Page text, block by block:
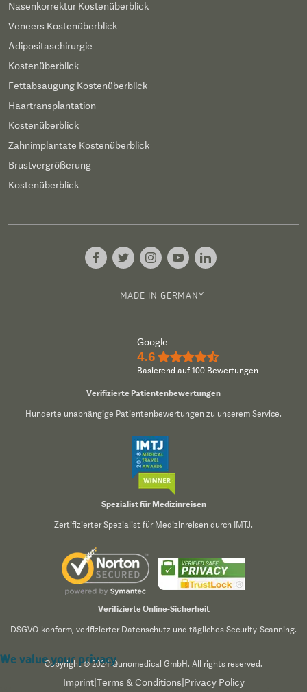
Nasenkorrektur Kostenüberblick
Veneers Kostenüberblick
Adipositaschirurgie
Kostenüberblick
Fettabsaugung Kostenüberblick
Haartransplantation
Kostenüberblick
Zahnimplantate Kostenüberblick
Brustvergrößerung
Kostenüberblick
MADE IN GERMANY
Google
4.6 ★★★★½
Basierend auf 100 Bewertungen
Verifizierte Patientenbewertungen
Hunderte unabhängige Patientenbewertungen zu unserem Service.
Spezialist für Medizinreisen
Zertifizierter Spezialist für Medizinreisen durch IMTJ.
Verifizierte Online-Sicherheit
DSGVO-konform, verifizierter Datenschutz und tägliches Security-Scanning.
Copyright © 2024 Qunomedical GmbH. All rights reserved.
Imprint| Terms & Conditions Privacy Policy
We value your privacy